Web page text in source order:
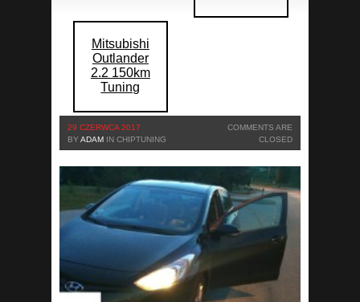
Mitsubishi
Outlander
2.2 150km
Tuning
29 CZERWCA 2017
BY ADAM IN CHIPTUNING
COMMENTS ARE
CLOSED